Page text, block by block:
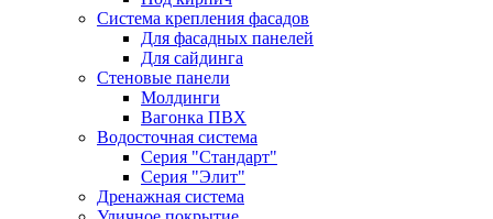
Система крепления фасадов
Для фасадных панелей
Для сайдинга
Стеновые панели
Молдинги
Вагонка ПВХ
Водосточная система
Серия "Стандарт"
Серия "Элит"
Дренажная система